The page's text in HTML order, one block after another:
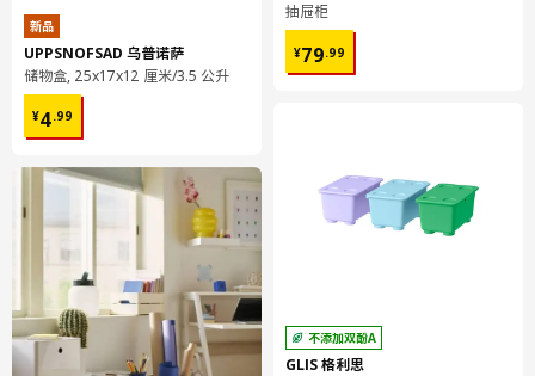
新品
UPPSNOFSAD 乌普诺萨
储物盒, 25x17x12 厘米/3.5 公升
¥4.99
¥ 4.99
抽屉柜
¥79.99
¥ 79.99
不添加双酚A
GLIS 格利思